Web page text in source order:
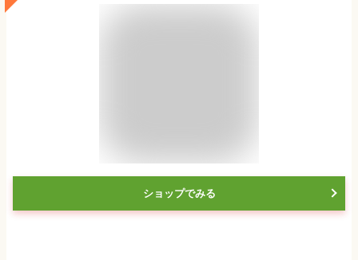
ショップでみる